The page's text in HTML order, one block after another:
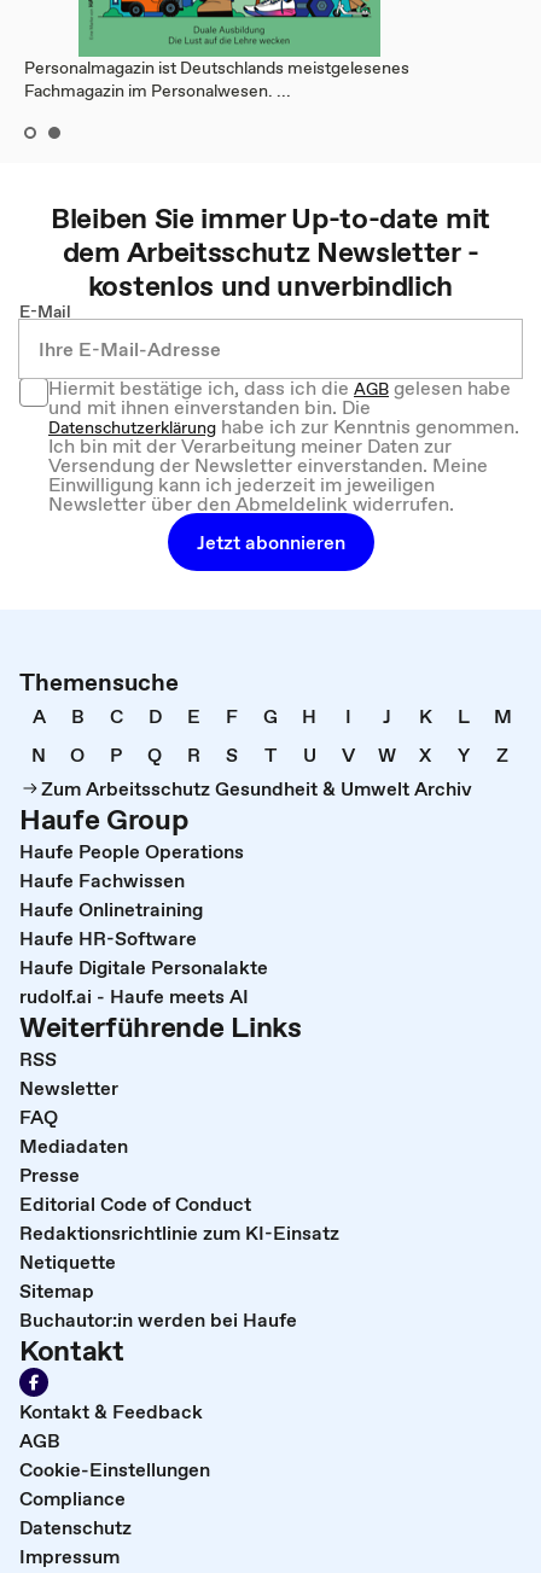
Personalmagazin ist Deutschlands meistgelesenes
Fachmagazin im Personalwesen. ...
Bleiben Sie immer Up-to-date mit
demArbeitsschutz Newsletter -
kostenlos und unverbindlich
E-Mail
Hiermit bestätige ich, dass ich dieAGBgelesen habe
und mit ihnen einverstanden bin. Die
Datenschutzerklärung habe ich zur Kenntnis genommen.
Ich bin mit der Verarbeitung meiner Daten zur
Versendung der Newsletter einverstanden. Meine
Einwilligung kann ich jederzeit im jeweiligen
Newsletter über den Abmeldelink widerrufen.
Jetzt abonnieren
Themensuche
A B C D E F G H I J K L
M
N
O P Q R S T U V W X Y
Z
Zum Arbeitsschutz Gesundheit & Umwelt Archiv
Haufe Group
Haufe People Operations
Haufe Fachwissen
Haufe Onlinetraining
Haufe HR-Software
Haufe Digitale Personalakte
rudolf.ai - Haufe meets AI
Weiterführende Links
RSS
Newsletter
FAQ
Mediadaten
Presse
Editorial Code of Conduct
Redaktionsrichtlinie zum KI-Einsatz
Netiquette
Sitemap
Buchautor:in werden bei Haufe
Kontakt
Kontakt & Feedback
AGB
Cookie-Einstellungen
Compliance
Datenschutz
Impressum